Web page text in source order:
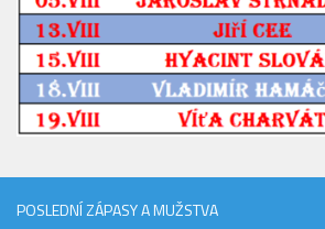
Hráči
Realizační tým
Zápasy
St. žáci
Zápasy SŽ 2025/26
Hráči
POSLEDNÍ ZÁPASY A MUŽSTVA